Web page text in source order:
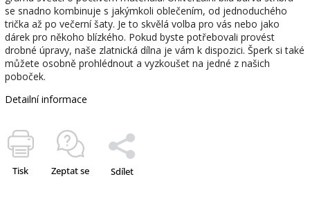
se snadno kombinuje s jakýmkoli oblečením, od jednoduchého
trička až po večerní šaty. Je to skvělá volba pro vás nebo jako
dárek pro někoho blízkého. Pokud byste potřebovali provést
drobné úpravy, naše zlatnická dílna je vám k dispozici. Šperk si také
můžete osobně prohlédnout a vyzkoušet na jedné z našich
poboček.
Detailní informace
Tisk Zeptat se Sdílet